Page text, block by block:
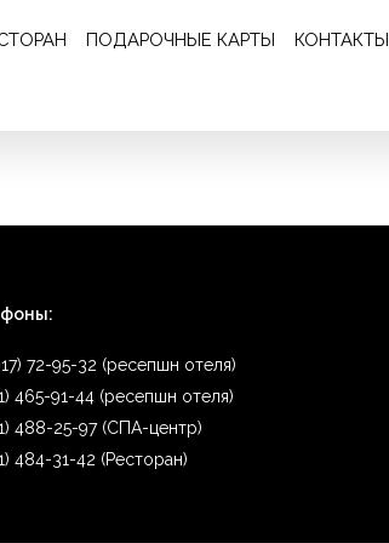
ПОДАРОЧНЫЕ КАРТЫ КОНТАКТЫ
управляющий Денис.
72-95-32 (ресепшн отеля)
465-91-44 (ресепшн отеля)
488-25-97 (СПА-центр)
484-31-42 (Ресторан)